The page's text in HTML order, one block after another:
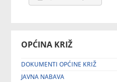
OPĆINA KRIŽ
DOKUMENTI OPĆINE KRIŽ
JAVNA NABAVA